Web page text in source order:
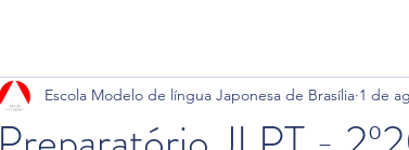
Escola Modelo de língua Japonesa de Brasília 1 de